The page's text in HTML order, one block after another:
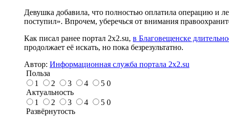
Девушка добавила, что полностью оплатила операцию и
поступил». Впрочем, уберечься от внимания
Как писал ранее портал 2х2.su, в Благовещенске
продолжает её искать, но пока безрезультатно.
Автор: Информационная служба портала 2x2.su
Польза
1
2 3 4 5 0
Актуальность
1
2 3 4 5 0
Развёрнутость